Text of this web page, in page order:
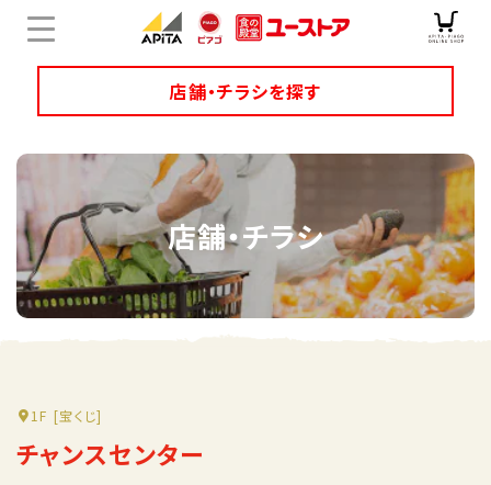
店舗・チラシを探す
店舗チラシ検索
ユニーのオリジナル商品
キャンペーン・特集
オンラインショップ
企業情報
店舗・チラシ
1F [宝くじ]
チャンスセンター